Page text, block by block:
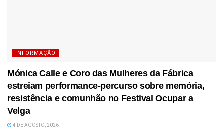
INFORMAÇÃO
Mónica Calle e Coro das Mulheres da Fábrica
estreiam performance-percurso sobre memória,
resistência e comunhão no Festival Ocupar a
Velga
4 DE AGOSTO, 2026